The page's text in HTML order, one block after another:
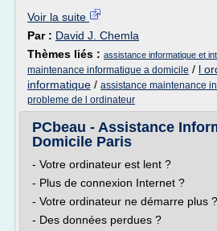
Voir la suite
Par : David J. Chemla
Thèmes liés : assistance informatique et
maintenance informatique a domicile / l
informatique / assistance maintenance
probleme de l ordinateur
PCbeau - Assistance
Domicile Paris
- Votre ordinateur est lent ?
- Plus de connexion Internet ?
- Votre ordinateur ne démarre plus ?
- Des données perdues ?